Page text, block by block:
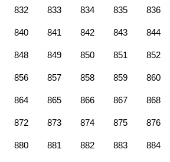
832 833 834 835 836
840 841 842 843 844
848 849 850 851 852
856 857 858 859 860
864 865 866 867 868
872 873 874 875 876
880 881 882 883 884